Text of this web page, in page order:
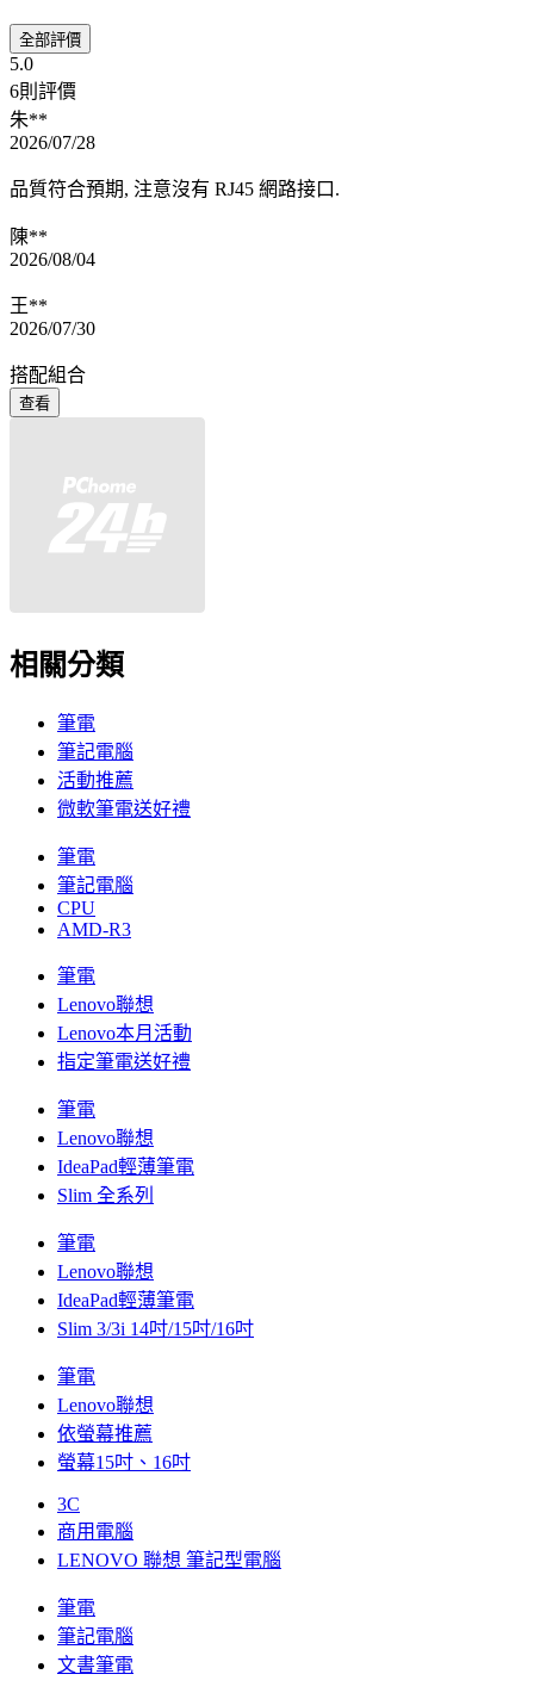
全部評價
5.0
6則評價
朱**
2026/07/28
品質符合預期, 注意沒有 RJ45 網路接口.
陳**
2026/08/04
王**
2026/07/30
搭配組合
查看
相關分類
筆電
筆記電腦
活動推薦
微軟筆電送好禮
筆電
筆記電腦
CPU
AMD-R3
筆電
Lenovo聯想
Lenovo本月活動
指定筆電送好禮
筆電
Lenovo聯想
IdeaPad輕薄筆電
Slim 全系列
筆電
Lenovo聯想
IdeaPad輕薄筆電
Slim 3/3i 14吋/15吋/16吋
筆電
Lenovo聯想
依螢幕推薦
螢幕15吋、16吋
3C
商用電腦
LENOVO 聯想 筆記型電腦
筆電
筆記電腦
文書筆電